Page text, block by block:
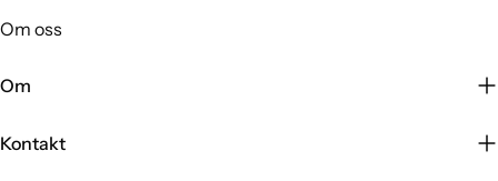
Om oss
Om
Kontakt